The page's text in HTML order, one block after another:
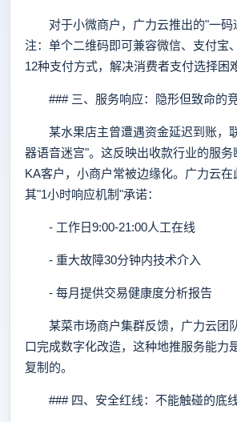
对于小微商户，广力云推出的"一码
注：单个二维码即可兼容微信、支付宝
12种支付方式，解决消费者支付选择困
### 三、服务响应：隐形但致命的
某水果店主曾遭遇资金延迟到账，
器语音迷宫"。这反映出收款行业的服
KA客户，小商户常被边缘化。广力云在
其"1小时响应机制"承诺：
- 工作日9:00-21:00人工在线
- 重大故障30分钟内技术介入
- 每月提供交易健康度分析报告
某菜市场商户集群反馈，广力云团
口完成数字化改造，这种地推服务能力
复制的。
### 四、安全红线：不能触碰的底